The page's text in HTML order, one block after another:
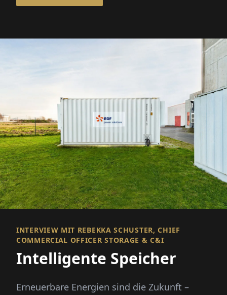
INTERVIEW MIT REBEKKA SCHUSTER, CHIEF
COMMERCIAL OFFICER STORAGE & C&I
Intelligente Speicher
Erneuerbare Energien sind die Zukunft –